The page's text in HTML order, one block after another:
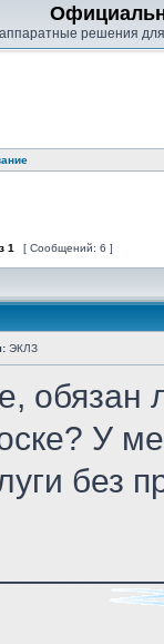
решения
1 [ Сообщений: 6 ]
ЭКЛЗ
обязан
У
без